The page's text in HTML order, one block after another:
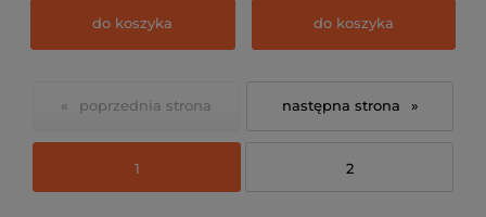
do koszyka do koszyka
«
1 2
»